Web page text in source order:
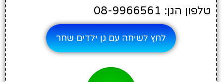
טלפון הגן: 08-9966561
לחץ לשיחה עם גן ילדים שחר